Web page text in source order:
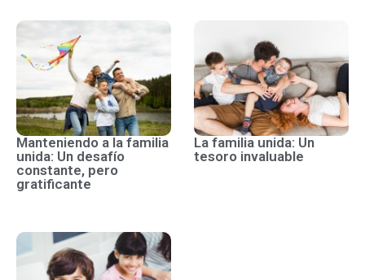
Manteniendo a la familia
unida: Un desafío
constante, pero
gratificante
La familia unida: Un
tesoro invaluable